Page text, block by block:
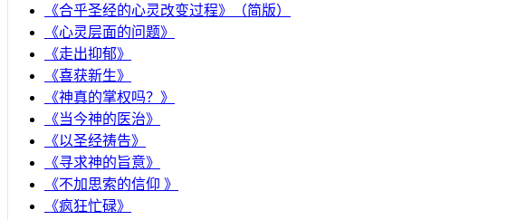
《合乎圣经的心灵改变过程》（简版）
《心灵层面的问题》
《走出抑郁》
《喜获新生》
《神真的掌权吗？》
《当今神的医治》
《以圣经祷告》
《寻求神的旨意》
《不加思索的信仰 》
《疯狂忙碌》